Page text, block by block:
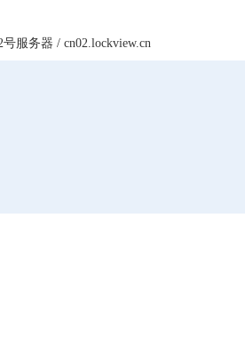
号服务器 / cn02.lockview.cn